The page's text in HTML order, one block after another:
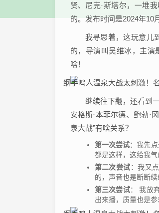
贤、尼克·斯塔尔，一堆
的。发布时间是2024年10
我寻思着，这玩意儿
的，导演叫吴维冰，主演
啥！
继续往下翻，还看到
安格斯·本菲尔德、鲍勃·
泉大战”有啥关系？
第一次尝试：我先
都是这样，这给我
第二次尝试：我又
的，声音也是断断续
第三次尝试： 我放
出来播，质量也是